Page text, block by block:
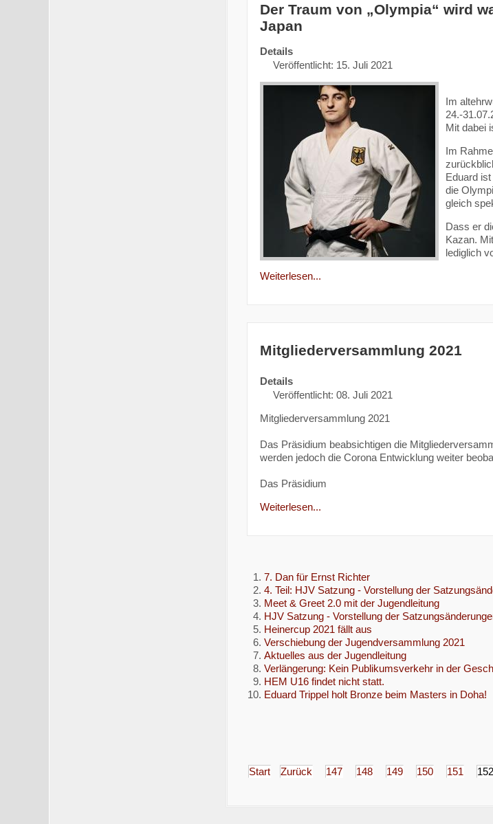
Der Traum von „Olympia“ wird
Japan
Details
Veröffentlicht: 15. Juli 2021
Im
24.-
Mit dabei
Im
Eduard
die
gleich
Dass er
Kazan.
lediglich
Weiterlesen...
Mitgliederversammlung 2021
Details
Veröffentlicht: 08. Juli 2021
Mitgliederversammlung 2021
Das Präsidium beabsichtigen die
werden jedoch die Corona Entwicklung weiter
Das Präsidium
Weiterlesen...
7. Dan für Ernst Richter
4. Teil: HJV Satzung - Vorstellung der
Meet & Greet 2.0 mit der Jugendleitung
HJV Satzung - Vorstellung der
Heinercup 2021 fällt aus
Verschiebung der Jugendversammlung 2021
Aktuelles aus der Jugendleitung
Verlängerung: Kein Publikumsverkehr in der
HEM U16 findet nicht statt.
Eduard Trippel holt Bronze beim Masters in Doha!
Start Zurück 147 148 149 150 151 152